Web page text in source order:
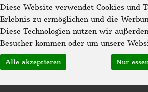
Diese Website verwendet Cookies und
Erlebnis zu ermöglichen und die
Diese Technologien nutzen wir
Besucher kommen oder um unsere
Alle akzeptieren Nur
Obst Kühlschrank